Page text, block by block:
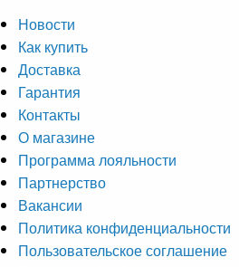
Новости
Как купить
Доставка
Гарантия
Контакты
О магазине
Программа лояльности
Партнерство
Вакансии
Политика конфиденциальности
Пользовательское соглашение